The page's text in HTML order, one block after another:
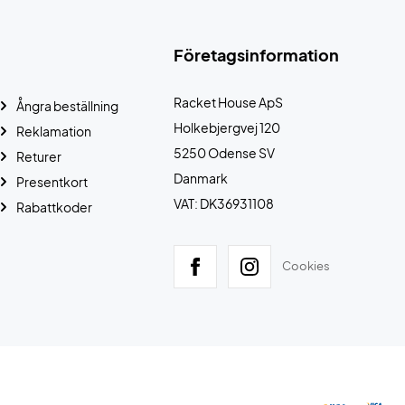
Företagsinformation
Racket House ApS
Holkebjergvej 120
5250 Odense SV
Danmark
VAT: DK36931108
Cookies
Ångra beställning
Reklamation
Returer
Presentkort
Rabattkoder